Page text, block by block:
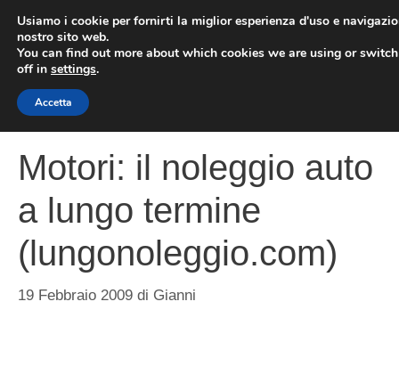
contenuto
Motori: il noleggio auto
a lungo termine
(lungonoleggio.com)
19 Febbraio 2009 di Gianni
Usiamo i cookie per fornirti la miglior esperienza d'uso e
nostro sito web.
You can find out more about which cookies we are using or
off in settings.
Accetta